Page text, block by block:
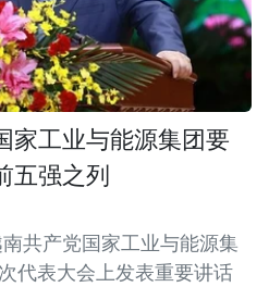
家工业与能源集团要
五强之列
共产党国家工业与能源集
代表大会上发表重要讲话